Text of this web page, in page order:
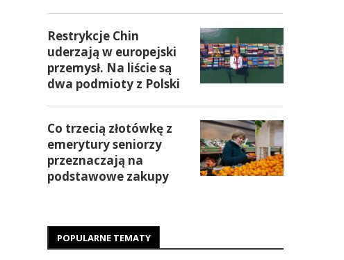
Restrykcje Chin
uderzają w europejski
przemysł. Na liście są
dwa podmioty z Polski
Co trzecią złotówkę z
emerytury seniorzy
przeznaczają na
podstawowe zakupy
POPULARNE TEMATY